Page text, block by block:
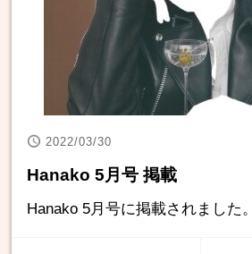
2022/03/30
Hanako 5月号 掲載
Hanako 5月号に掲載されました。